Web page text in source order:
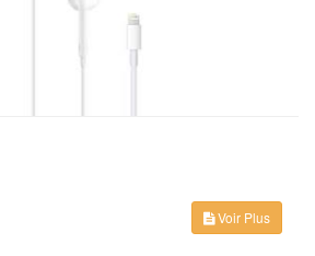
Voir Plus